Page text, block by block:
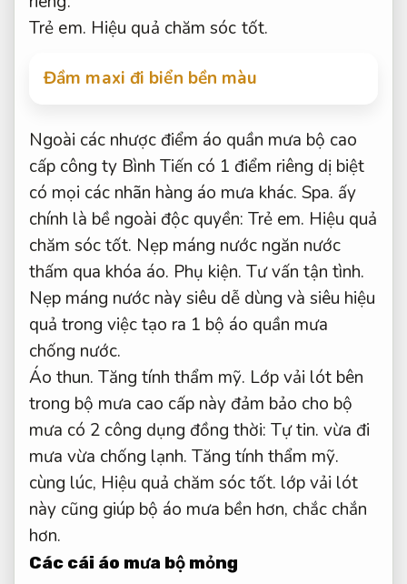
Trẻ em. Hiệu quả chăm sóc tốt.
Đầm maxi đi biển bền màu
Ngoài các nhược điểm áo quần mưa bộ cao
cấp công ty Bình Tiến có 1 điểm riêng dị biệt
có mọi các nhãn hàng áo mưa khác. Spa. ấy
chính là bề ngoài độc quyền: Trẻ em. Hiệu quả
chăm sóc tốt. Nẹp máng nước ngăn nước
thấm qua khóa áo. Phụ kiện. Tư vấn tận tình.
Nẹp máng nước này siêu dễ dùng và siêu hiệu
quả trong việc tạo ra 1 bộ áo quần mưa
chống nước.
Áo thun. Tăng tính thẩm mỹ. Lớp vải lót bên
trong bộ mưa cao cấp này đảm bảo cho bộ
mưa có 2 công dụng đồng thời: Tự tin. vừa đi
mưa vừa chống lạnh. Tăng tính thẩm mỹ.
cùng lúc, Hiệu quả chăm sóc tốt. lớp vải lót
này cũng giúp bộ áo mưa bền hơn, chắc chắn
hơn.
Các cái áo mưa bộ mỏng